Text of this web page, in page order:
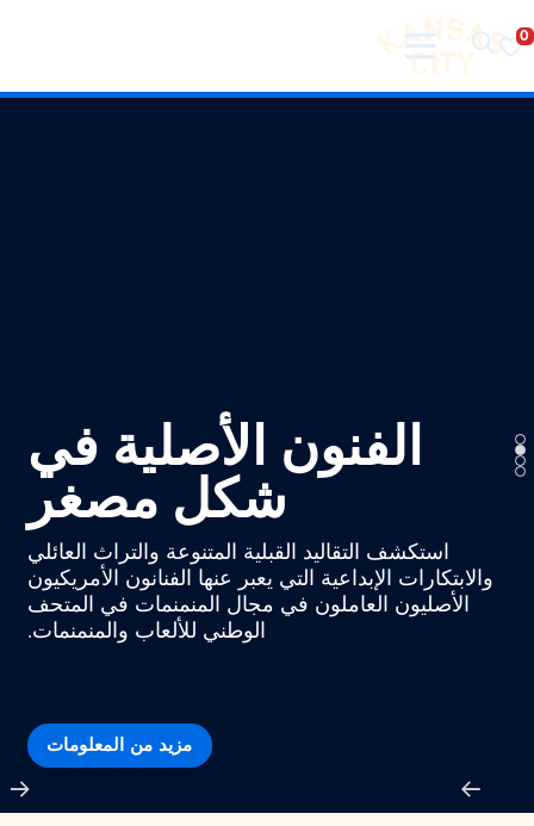
تفضل بزيارة مدينة كانساس سيتي
الفنون الأصلية في
شكل مصغر
استكشف التقاليد القبلية المتنوعة والتراث العائلي
والابتكارات الإبداعية التي يعبر عنها الفنانون الأمريكيون
الأصليون العاملون في مجال المنمنمات في المتحف
الوطني للألعاب والمنمنمات.
مزيد من المعلومات